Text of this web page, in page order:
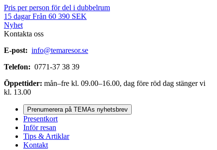
Pris per person för del i dubbelrum
15 dagar Från 60 390 SEK
Nyhet
Kontakta oss
E-post: info@temaresor.se
Telefon: 0771-37 38 39
Öppettider: mån–fre kl. 09.00–16.00, dag före röd dag stänger vi
kl. 13.00
Prenumerera på TEMAs nyhetsbrev
Presentkort
Inför resan
Tips & Artiklar
Kontakt